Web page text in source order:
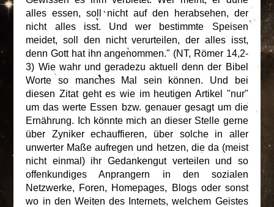
alles essen, soll nicht auf den herabsehen, der
nicht alles isst. Und wer bestimmte Speisen
meidet, soll den nicht verurteilen, der alles isst,
denn Gott hat ihn angenommen." (NT, Römer 14,2-
3) Wie wahr und geradezu aktuell denn der Bibel
Worte so manches Mal sein können. Und bei
diesen Zitat geht es wie im heutigen Artikel "nur"
um das werte Essen bzw. genauer gesagt um die
Ernährung. Ich könnte mich an dieser Stelle gerne
über Zyniker echauffieren, über solche in aller
unwerter Maße aufregen und hetzen, die da (meist
nicht einmal) ihr Gedankengut verteilen und so
offenkundiges Anprangern in den sozialen
Netzwerke, Foren, Homepages, Blogs oder sonst
wo in den Weiten des Internets, welchem Geistes